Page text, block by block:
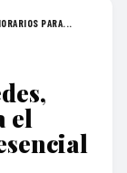
PARA...
el